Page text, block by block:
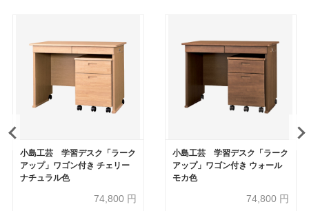
小島工芸 学習デスク「ラーク
アップ」ワゴン付き チェリー
ナチュラル色
74,800 円
小島工芸 学習デスク「ラーク
アップ」ワゴン付き ウォール
モカ色
74,800 円